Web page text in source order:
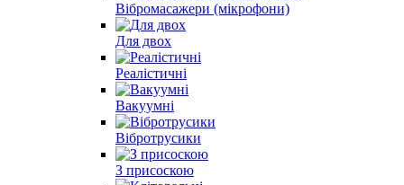
Вібромасажери (мікрофони)
Для двох
Реалістичні
Вакуумні
Вібротрусики
З присоскою